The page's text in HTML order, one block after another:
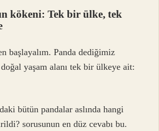
kökeni: Tek bir ülke, tek
başlayalım. Panda dediğimiz
yaşam alanı tek bir ülkeye ait:
bütün pandalar aslında hangi
sorusunun en düz cevabı bu.